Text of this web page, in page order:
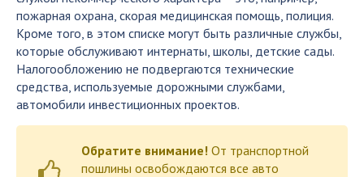
пожарная охрана, скорая медицинская помощь, полиция.
Кроме того, в этом списке могут быть различные службы,
которые обслуживают интернаты, школы, детские сады.
Налогообложению не подвергаются технические
средства, используемые дорожными службами,
автомобили инвестиционных проектов.
Обратите внимание! От транспортной
пошлины освобождаются все авто